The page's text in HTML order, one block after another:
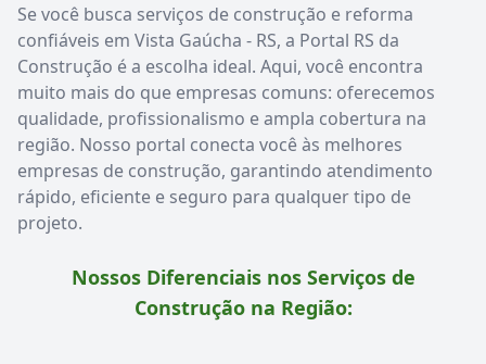
Se você busca serviços de construção e reforma
confiáveis em Vista Gaúcha - RS, a Portal RS da
Construção é a escolha ideal. Aqui, você encontra
muito mais do que empresas comuns: oferecemos
qualidade, profissionalismo e ampla cobertura na
região. Nosso portal conecta você às melhores
empresas de construção, garantindo atendimento
rápido, eficiente e seguro para qualquer tipo de
projeto.
Nossos Diferenciais nos Serviços de
Construção na Região: